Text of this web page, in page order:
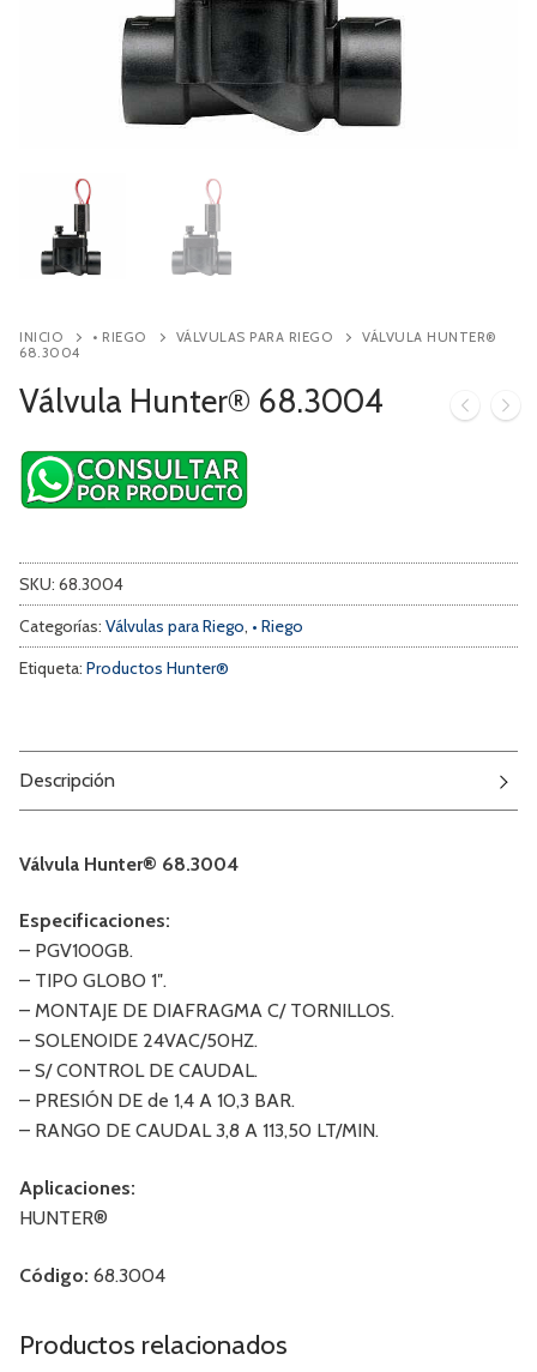
Contacto
INICIO • RIEGO VÁLVULAS PARA RIEGO
VÁLVULA HUNTER®
68.3004
Válvula Hunter® 68.3004
SKU: 68.3004
Categorías: Válvulas para Riego, • Riego
Etiqueta: Productos Hunter®
Descripción
Válvula Hunter® 68.3004
Especificaciones:
– PGV100GB.
– TIPO GLOBO 1″.
– MONTAJE DE DIAFRAGMA C/ TORNILLOS.
– SOLENOIDE 24VAC/50HZ.
– S/ CONTROL DE CAUDAL.
– PRESIÓN DE de 1,4 A 10,3 BAR.
– RANGO DE CAUDAL 3,8 A 113,50 LT/MIN.
Aplicaciones:
HUNTER®
Código: 68.3004
Productos relacionados